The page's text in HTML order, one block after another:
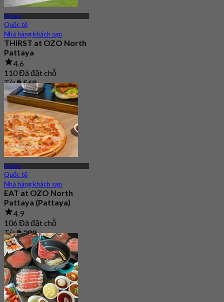
Pattaya
Quốc tế
Nhà hàng khách sạn
THIRST at OZO North
Pattaya
4.6
110 Đã đặt chỗ
Từ฿ 569
Pattaya
Quốc tế
Nhà hàng khách sạn
EAT at OZO North
Pattaya (Pattaya)
4.9
106 Đã đặt chỗ
Từ฿ 299